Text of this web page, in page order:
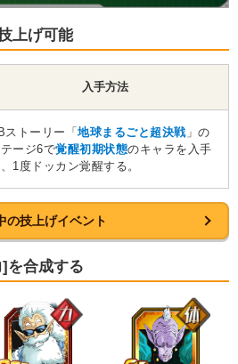
上げ可能
入手方法
ストーリー「地球まるごと超決戦 」の
ージ6で覚醒初期状態のキャラを入手
1度ドッカン覚醒する。
の技上げイベント
を合成する